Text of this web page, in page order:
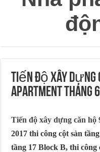
Tiến độ xây dựng
Apartment tháng 6
Tiến độ xây dựng căn hộ
2017 thi công cột sàn
tầng 17 Block B, thi công